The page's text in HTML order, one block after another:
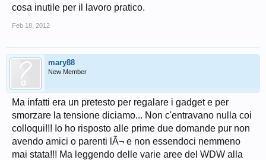
cosa inutile per il lavoro pratico.
Feb 18, 2012
mary88
New Member
Ma infatti era un pretesto per regalare i gadget e per
smorzare la tensione diciamo... Non c'entravano nulla coi
colloqui!!! Io ho risposto alle prime due domande pur non
avendo amici o parenti lÃ¬ e non essendoci nemmeno
mai stata!!! Ma leggendo delle varie aree del WDW alla